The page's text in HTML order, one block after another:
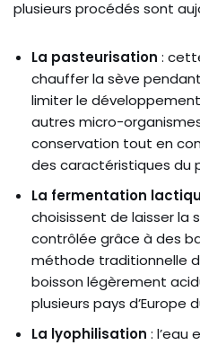
plusieurs procédés sont
La pasteurisation :
chauffer la sève
limiter le
autres micro-
conservation tout en
des caractéristiques du
La fermentation
choisissent de laisser la
contrôlée grâce à des
méthode traditionnelle
boisson légèrement
plusieurs pays d’Europe
La lyophilisation : l’eau